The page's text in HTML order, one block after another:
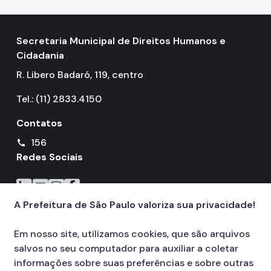
Painel da Rede de Direitos Humanos
Sobre Direitos Humanos
Legislação
Proteção de Dados Pessoais e Privacidade
Secretaria Municipal de Direitos Humanos e
Cidadania
R. Libero Badaró, 119, centro
Tel.: (11) 2833.4150
Contatos
call
156
Redes Sociais
Icone do LinkedIn
Icone do YouTube
Icone do Instagram
Icone do Facebook
A Prefeitura de São Paulo valoriza sua privacidade!
Em nosso site, utilizamos cookies, que são arquivos
salvos no seu computador para auxiliar a coletar
informações sobre suas preferências e sobre outras